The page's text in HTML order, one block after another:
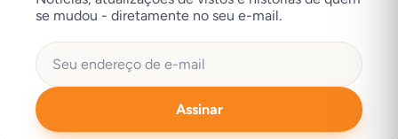
se mudou - diretamente no seu e-mail.
Assinar